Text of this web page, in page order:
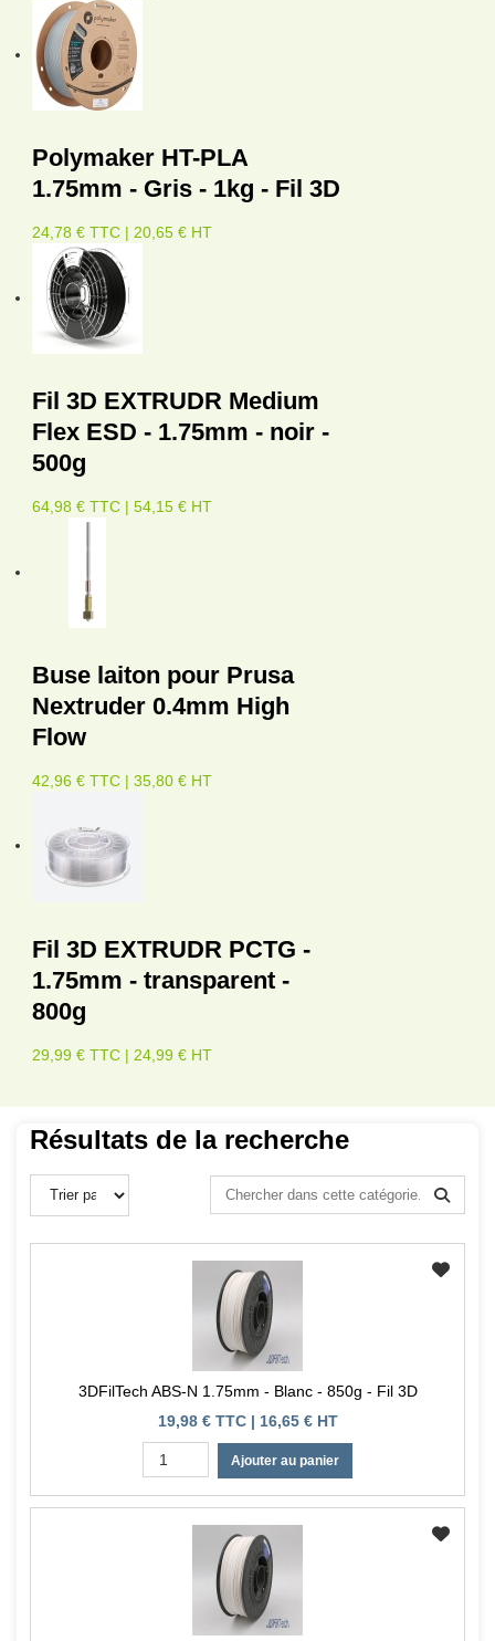
Polymaker HT-PLA
1.75mm - Gris - 1kg - Fil 3D
24,78 € TTC | 20,65 € HT
Fil 3D EXTRUDR Medium
Flex ESD - 1.75mm - noir -
500g
64,98 € TTC | 54,15 € HT
Buse laiton pour Prusa
Nextruder 0.4mm High
Flow
42,96 € TTC | 35,80 € HT
Fil 3D EXTRUDR PCTG -
1.75mm - transparent -
800g
29,99 € TTC | 24,99 € HT
Résultats de la recherche
3DFilTech ABS-N 1.75mm - Blanc - 850g - Fil 3D
19,98 € TTC | 16,65 € HT
Ajouter au panier